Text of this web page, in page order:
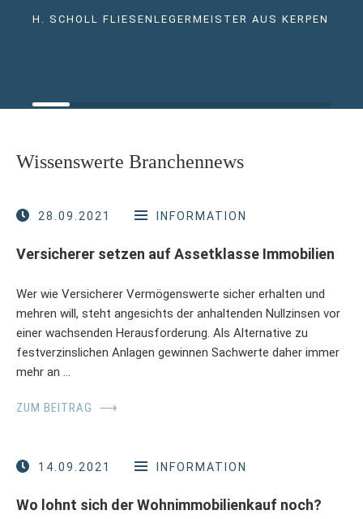
H. SCHOLL FLIESENLEGERMEISTER AUS KERPEN
Wissenswerte Branchennews
28.09.2021 INFORMATION
Versicherer setzen auf Assetklasse Immobilien
Wer wie Versicherer Vermögenswerte sicher erhalten und
mehren will, steht angesichts der anhaltenden Nullzinsen vor
einer wachsenden Herausforderung. Als Alternative zu
festverzinslichen Anlagen gewinnen Sachwerte daher immer
mehr an …
ZUM BEITRAG ⟶
14.09.2021 INFORMATION
Wo lohnt sich der Wohnimmobilienkauf noch?